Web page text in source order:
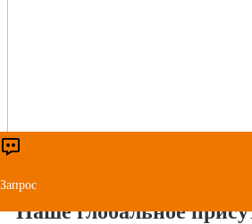
Наше глобальное
Запрос